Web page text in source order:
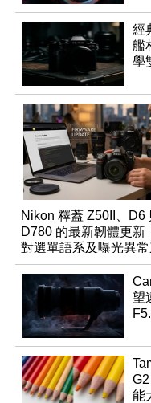
經
艦
學
Nikon 釋蓋 Z50II、D6
D780 的最新韌體更新
對選單語系及曝光異常
行修復
望
能